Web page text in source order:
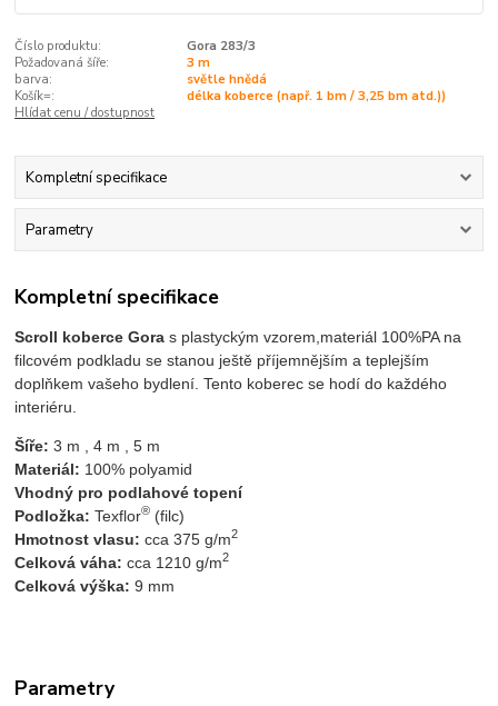
Číslo produktu:
Gora 283/3
Požadovaná šíře:
3 m
barva:
světle hnědá
Košík=:
délka koberce (např. 1 bm / 3,25 bm atd.))
Hlídat cenu / dostupnost
Kompletní specifikace
Parametry
Kompletní specifikace
Scroll koberce Gora s plastyckým vzorem,materiál 100%PA na
filcovém podkladu se stanou ještě příjemnějším a teplejším
doplňkem vašeho bydlení. Tento koberec se hodí do každého
interiéru.
Šíře: 3 m , 4 m , 5 m
Materiál: 100% polyamid
Vhodný pro podlahové topení
Podložka: Texflor® (filc)
Hmotnost vlasu: cca 375 g/m2
Celková váha: cca 1210 g/m2
Celková výška: 9 mm
Parametry